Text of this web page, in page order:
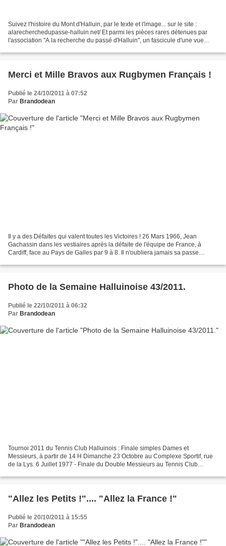
Suivez l'histoire du Mont d'Halluin, par le texte et l'image... sur le site :
alarecherchedupasse-halluin.net/ Et parmi les pièces rares détenues par
l'association "A la recherche du passé d'Halluin", un fascicule d'une vue
Merci et Mille Bravos aux Rugbymen Français !
Publié le 24/10/2011 à 07:52
Par Brandodean
Il y a des Défaites qui valent toutes les Victoires ! 26 Mars 1966, Jean
Gachassin dans les vestiaires après la défaite de l'équipe de France, à
Cardiff, face au Pays de Galles par 9 à 8. Il n'oubliera jamais sa passe
Photo de la Semaine Halluinoise 43/2011.
Publié le 22/10/2011 à 06:32
Par Brandodean
Tournoi 2011 du Tennis Club Halluinois : Finale simples Dames et
Messieurs, à partir de 14 H Dimanche 23 Octobre au Complexe Sportif, rue
de la Lys. 6 Juillet 1977 - Finale du Double Messieurs au Tennis Club
"Allez les Petits !".... "Allez la France !"
Publié le 20/10/2011 à 15:55
Par Brandodean